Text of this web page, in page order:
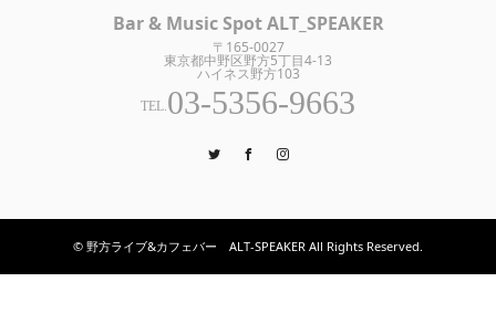
Bar & Music Spot ALT_SPEAKER
〒165-0027
東京都中野区野方5丁目4-13
ハイネス野方103
TEL.03-5356-9663
TwitterFacebook
© 野方ライブ&カフェバー ALT-SPEAKER All Rights Reserved.